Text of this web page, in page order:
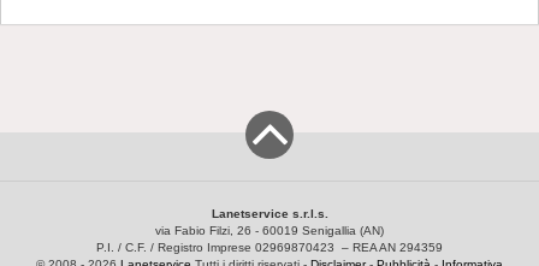
Lanetservice s.r.l.s.
via Fabio Filzi, 26 - 60019 Senigallia (AN)
P.I. / C.F. / Registro Imprese 02969870423 – REA AN 294359